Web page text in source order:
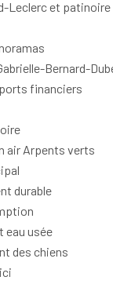
Leclerc et
Bernard-
financiers
air Arpents verts
durable
eau usée
des chiens